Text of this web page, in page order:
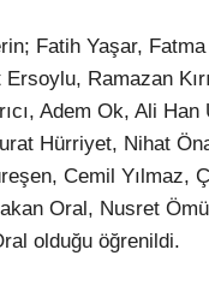
Fatih Yaşar,
Ramazan
Adem Ok, Ali
Hürriyet, Nihat
Cemil Yılmaz,
Oral, Nusret
olduğu öğrenildi.